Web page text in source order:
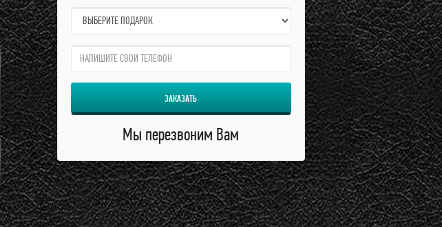
name:
qzw:
ЗАКАЗАТЬ
Мы перезвоним Вам